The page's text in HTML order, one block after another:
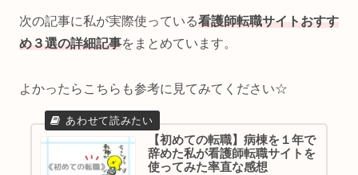
次の記事に私が実際使っている看護師転職サイトおすす
め３選の詳細記事をまとめています。
よかったらこちらも参考に見てみてください☆
【初めての転職】病棟を１年で
辞めた私が看護師転職サイトを
使ってみた率直な感想